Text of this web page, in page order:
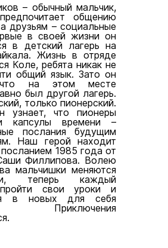
– обычный мальчик,
общению
друзьям – социальные
в своей жизни он
в детский лагерь на
Жизнь в отряде
Коле, ребята никак не
общий язык. Зато он
что на этом месте
был другой лагерь.
только пионерский.
что пионеры
капсулы времени –
послания будущим
Наш герой находит
1985 года от
Филлипова. Волею
мальчишки меняются
теперь каждый
свои уроки и
в новых для себя
Приключения